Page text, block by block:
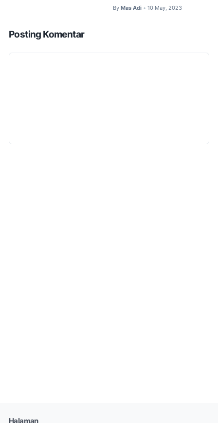
By Mas Adi • 10 May, 2023
Posting Komentar